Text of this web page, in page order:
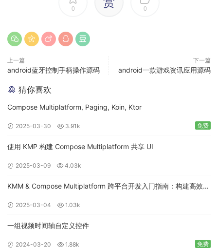
0 0
上一篇
android蓝牙控制手柄操作源码
下一篇
android一款游戏资讯应用源码
猜你喜欢
Compose Multiplatform, Paging, Koin, Ktor
2025-03-30 3.91k 免费
使用 KMP 构建 Compose Multiplatform 共享 UI
2025-03-09 4.03k
KMM & Compose Multiplatform 跨平台开发入门指南：构建高效的
2025-03-04 1.03k
一组视频时间轴自定义控件
2024-03-20 1.88k 免费